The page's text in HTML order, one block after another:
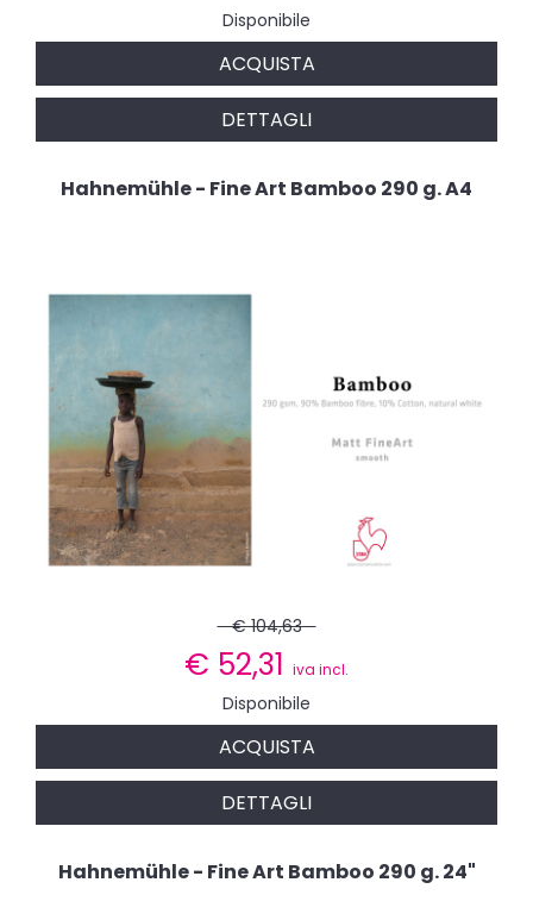
Disponibile
ACQUISTA
DETTAGLI
Hahnemühle - Fine Art Bamboo 290 g. A4
€ 104,63
€ 52,31 iva incl.
Disponibile
ACQUISTA
DETTAGLI
Hahnemühle - Fine Art Bamboo 290 g. 24"